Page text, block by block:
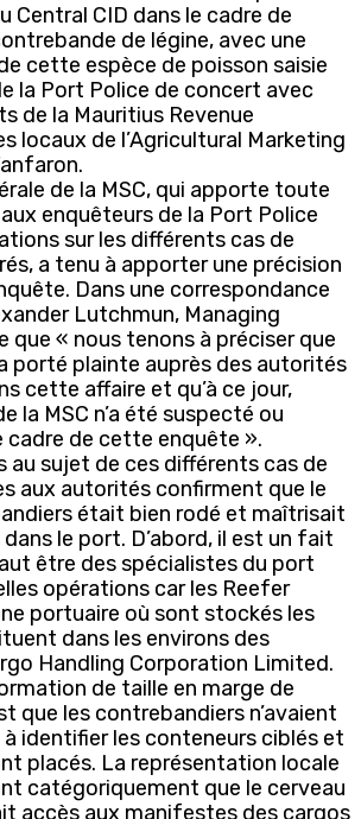
Central CID dans le cadre de
de légine, avec une
cette espèce de poisson saisie
la Port Police de concert avec
de la Mauritius Revenue
locaux de l’Agricultural Marketing
de la MSC, qui apporte toute
enquêteurs de la Port Police
sur les différents cas de
a tenu à apporter une précision
Dans une correspondance
Lutchmun, Managing
que « nous tenons à préciser que
a porté plainte auprès des autorités
cette affaire et qu’à ce jour,
la MSC n’a été suspecté ou
cadre de cette enquête ».
au sujet de ces différents cas de
aux autorités confirment que le
était bien rodé et maîtrisait
le port. D’abord, il est un fait
être des spécialistes du port
opérations car les Reefer
portuaire où sont stockés les
dans les environs des
Handling Corporation Limited.
de taille en marge de
que les contrebandiers n’avaient
identifier les conteneurs ciblés et
placés. La représentation locale
catégoriquement que le cerveau
accès aux manifestes des cargos